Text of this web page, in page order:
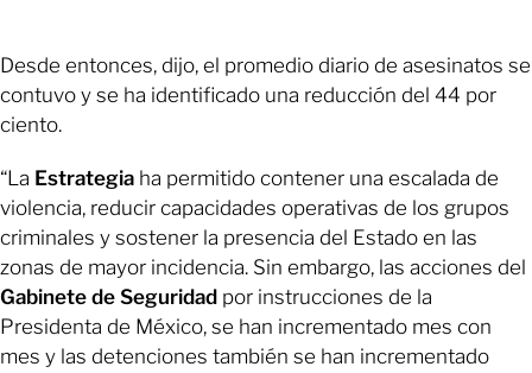
Desde entonces, dijo, el promedio diario de asesinatos se
contuvo y se ha identificado una reducción del 44 por
ciento.
“La Estrategia ha permitido contener una escalada de
violencia, reducir capacidades operativas de los grupos
criminales y sostener la presencia del Estado en las
zonas de mayor incidencia. Sin embargo, las acciones del
Gabinete de Seguridad por instrucciones de la
Presidenta de México, se han incrementado mes con
mes y las detenciones también se han incrementado